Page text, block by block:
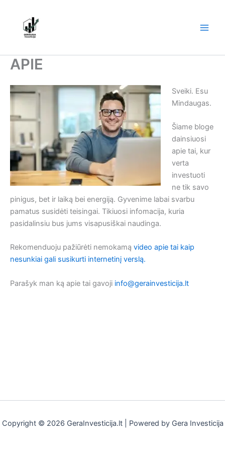
content
APIE
Sveiki. Esu
Mindaugas.
Šiame bloge
dainsiuosi
apie tai, kur
verta
investuoti
ne tik savo
pinigus, bet ir laiką bei energiją. Gyvenime labai svarbu
pamatus susidėti teisingai. Tikiuosi infomacija, kuria
pasidalinsiu bus jums visapusiškai naudinga.
Rekomenduoju pažiūrėti nemokamą video apie tai kaip
nesunkiai gali susikurti internetinį verslą.
Parašyk man ką apie tai gavoji info@gerainvesticija.lt
Copyright © 2026 GeraInvesticija.lt | Powered by Gera Investicija